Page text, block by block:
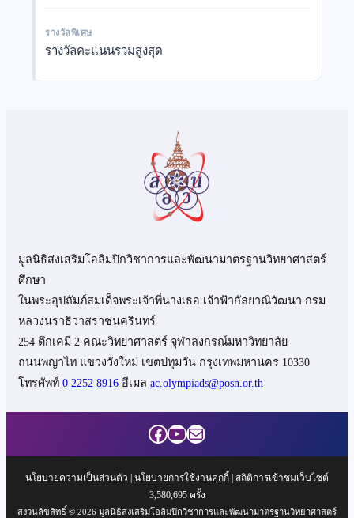
รางวัลพิเศษ
รางวัลคะแนนรวมสูงสุด
มูลนิธิส่งเสริมโอลิมปิกวิชาการและพัฒนามาตรฐานวิทยาศาสตร์
ศึกษา
ในพระอุปถัมภ์สมเด็จพระเจ้าพี่นางเธอ เจ้าฟ้ากัลยาณิวัฒนา กรม
หลวงนราธิวาสราชนครินทร์
254 ตึกเคมี 2 คณะวิทยาศาสตร์ จุฬาลงกรณ์มหาวิทยาลัย
ถนนพญาไท แขวงวังใหม่ เขตปทุมวัน กรุงเทพมหานคร 10330
โทรศัพท์ 0 2252 8916 อีเมล ac.olympiads@posn.or.th
Facebook
YouTube
Mail
นโยบายความเป็นส่วนตัว | นโยบายการใช้งานคุกกี้ | สถิติการเข้าชมเว็บไซต์
3,580,695ครั้ง
สงวนลิขสิทธิ์ © 2026 มูลนิธิส่งเสริมโอลิมปิกวิชาการและพัฒนามาตรฐานวิทยาศาสตร์